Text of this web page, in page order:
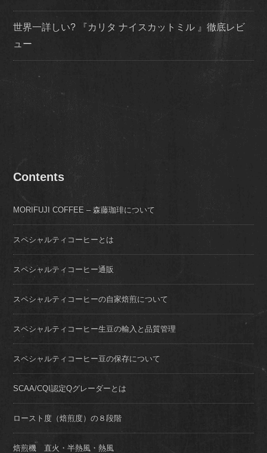
世界一詳しい? 『カリタ ナイスカットミル 』徹底レビ
ュー
Contents
MORIFUJI COFFEE – 森藤珈琲について
スペシャルティコーヒーとは
スペシャルティコーヒー通販
スペシャルティコーヒーの自家焙煎について
スペシャルティコーヒー生豆の輸入と品質管理
スペシャルティコーヒー豆の保存について
SCAA/CQI認定Qグレーダーとは
ロースト度（焙煎度）の８段階
焙煎機 直火・半熱風・熱風